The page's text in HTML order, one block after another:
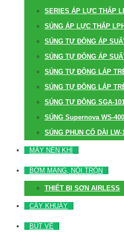
SERIES ÁP LỰC THẤP
SÚNG ÁP LỰC THẤP
SÚNG TỰ ĐỘNG ÁP
SÚNG TỰ ĐỘNG ÁP
SÚNG TỰ ĐỘNG LẮP
SÚNG TỰ ĐỘNG LẮP
SÚNG TỰ ĐỘNG SGA-
SÚNG Supernova WS-400
SÚNG PHUN CỔ DÀI LW-
MÁY NÉN KHÍ
BƠM MÀNG, NỒI TRỘN
THIẾT BỊ SƠN AIRLESS
CÂY KHUẤY
BÚT VẼ